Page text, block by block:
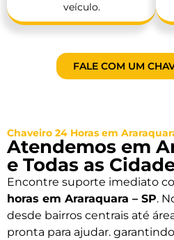
veículo.
FALE COM UM
Chaveiro 24 Horas em
Atendemos em
e Todas as
Encontre suporte imediato
horas em Araraquara – SP.
desde bairros centrais até
pronta para ajudar.